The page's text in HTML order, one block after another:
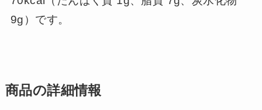
9g）です。
商品の詳細情報